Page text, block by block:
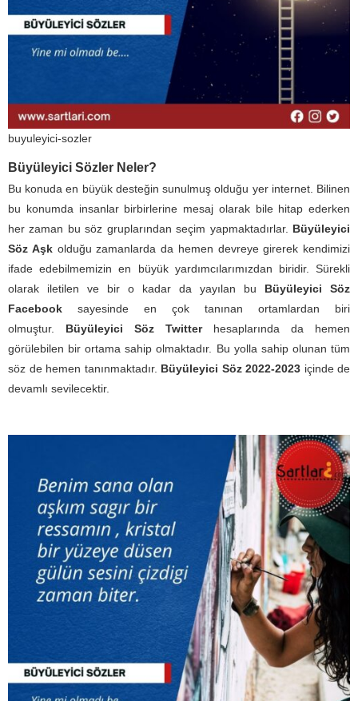
buyuleyici-sozler
Büyüleyici Sözler Neler?
Bu konuda en büyük desteğin sunulmuş olduğu yer internet. Bilinen
bu konumda insanlar birbirlerine mesaj olarak bile hitap ederken
her zaman bu söz gruplarından seçim yapmaktadırlar. Büyüleyici
Söz Aşk olduğu zamanlarda da hemen devreye girerek kendimizi
ifade edebilmemizin en büyük yardımcılarımızdan biridir. Sürekli
olarak iletilen ve bir o kadar da yayılan bu Büyüleyici Söz
Facebook sayesinde en çok tanınan ortamlardan biri
olmuştur. Büyüleyici Söz Twitter hesaplarında da hemen
görülebilen bir ortama sahip olmaktadır. Bu yolla sahip olunan tüm
söz de hemen tanınmaktadır. Büyüleyici Söz 2022-2023 içinde de
devamlı sevilecektir.